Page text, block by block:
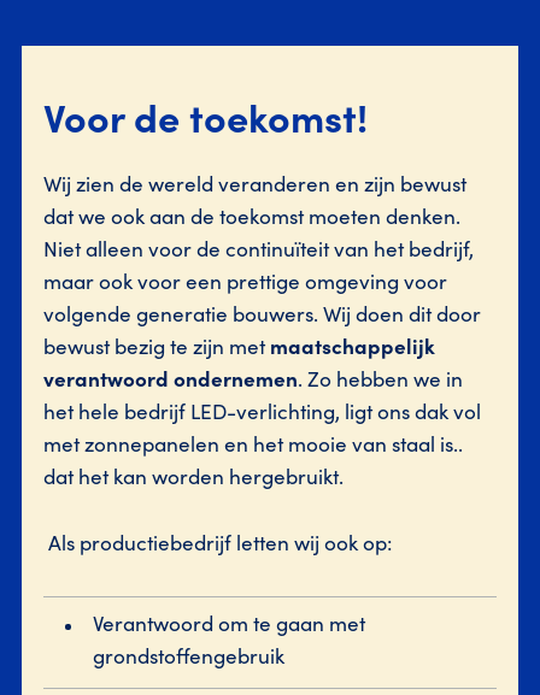
Voor de toekomst!
Wij zien de wereld veranderen en zijn bewust
dat we ook aan de toekomst moeten denken.
Niet alleen voor de continuïteit van het bedrijf,
maar ook voor een prettige omgeving voor
volgende generatie bouwers. Wij doen dit door
bewust bezig te zijn met maatschappelijk
verantwoord ondernemen. Zo hebben we in
het hele bedrijf LED-verlichting, ligt ons dak vol
met zonnepanelen en het mooie van staal is..
dat het kan worden hergebruikt.
Als productiebedrijf letten wij ook op:
Verantwoord om te gaan met
grondstoffengebruik